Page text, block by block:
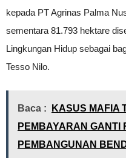
kepada PT Agrinas Palma
sementara 81.793 hektare
Lingkungan Hidup sebagai
Tesso Nilo.
Baca :
KASUS MAFIA
PEMBAYARAN GANTI
PEMBANGUNAN